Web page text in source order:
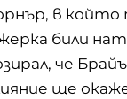
в
били
че
ще